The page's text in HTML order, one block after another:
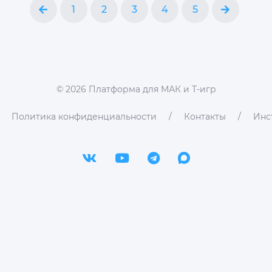
1 2 3 4 5
© 2026 Платформа для МАК и Т-игр
Политика конфиденциальности Контакты